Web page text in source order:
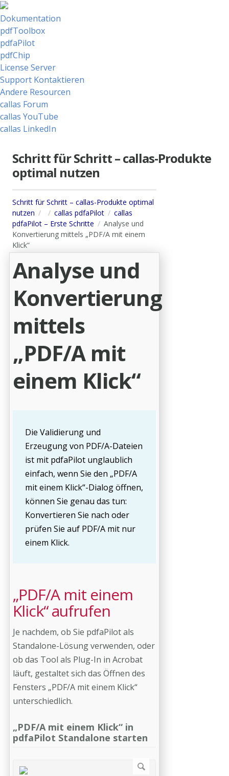
Dokumentation
pdfToolbox
pdfaPilot
pdfChip
License Server
Support Kontaktieren
Andere Resourcen
callas Forum
callas YouTube
callas LinkedIn
Schritt für Schritt – callas-Produkte
optimal nutzen
Schritt für Schritt – callas-Produkte optimal
nutzen
callas pdfaPilot
callas
pdfaPilot – Erste Schritte
Analyse und
Konvertierung mittels „PDF/A mit einem
Klick“
Analyse und
Konvertierung
mittels
„PDF/A mit
einem Klick“
Die Validierung und
Erzeugung von PDF/A-Dateien
ist mit pdfaPilot unglaublich
einfach, wenn Sie den „PDF/A
mit einem Klick“-Dialog öffnen,
können Sie genau das tun:
Konvertieren Sie nach oder
prüfen Sie auf PDF/A mit nur
einem Klick.
„PDF/A mit einem
Klick“ aufrufen
Je nachdem, ob Sie pdfaPilot als
Standalone-Lösung verwenden, oder
ob das Tool als Plug-In in Acrobat
läuft, gestaltet sich das Öffnen des
Fensters „PDF/A mit einem Klick“
unterschiedlich.
„PDF/A mit einem Klick“ in
pdfaPilot Standalone starten